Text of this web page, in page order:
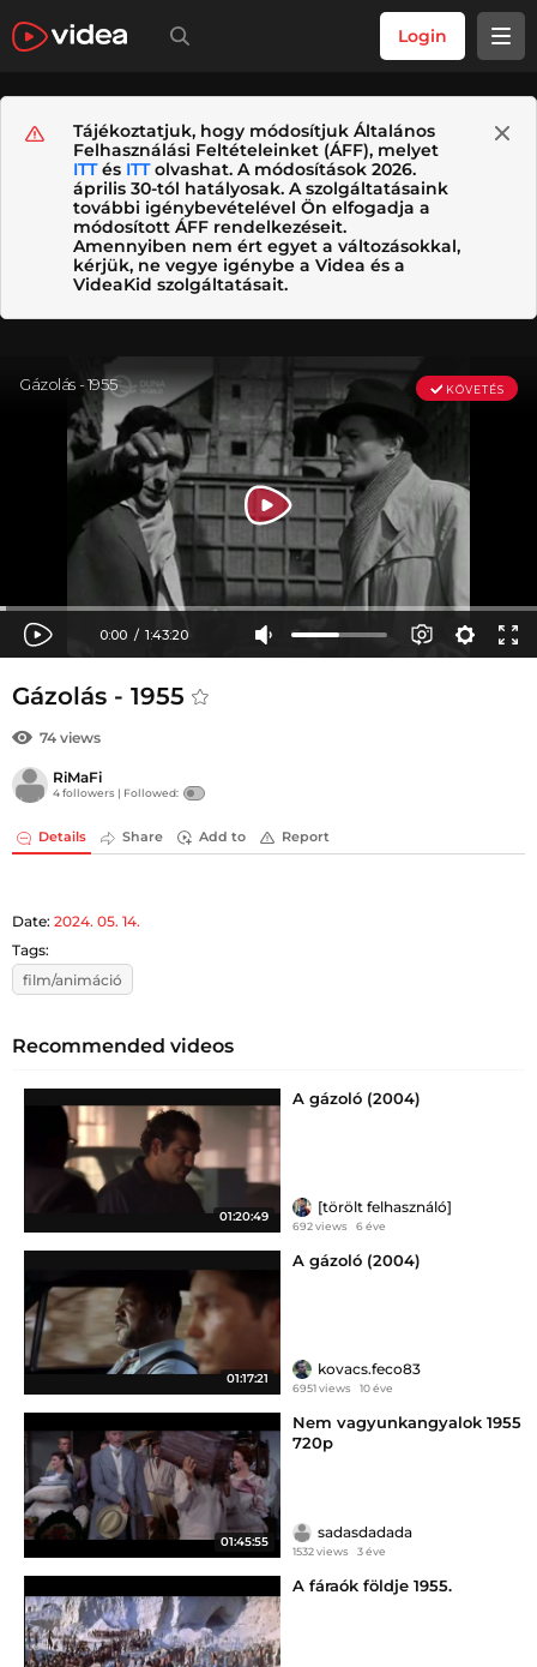
Login
Tájékoztatjuk, hogy módosítjuk Általános
Felhasználási Feltételeinket (ÁFF), melyet
ITTés ITTolvashat. A módosítások 2026.
április 30-tól hatályosak. A szolgáltatásaink
további igénybevételével Ön elfogadja a
módosított ÁFF rendelkezéseit.
Amennyiben nem ért egyet a változásokkal,
kérjük, ne vegye igénybe a Videa és a
VideaKid szolgáltatásait.
Gázolás - 1955
74 views
RiMaFi
4 followers | Followed:
Details Share Add to Report
Date: 2024. 05. 14.
Tags:
film/animáció
Recommended videos
01:20:49
A gázoló (2004)
[törölt felhasználó]
692 views 6 éve
01:17:21
A gázoló (2004)
kovacs.feco83
6951 views 10 éve
01:45:55
Nem vagyunkangyalok 1955
720p
sadasdadada
1532 views 3 éve
A fáraók földje 1955.